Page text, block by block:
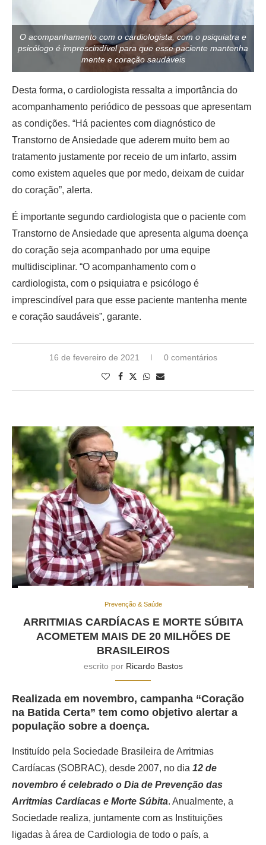
O acompanhamento com o cardiologista, com o psiquiatra e
psicólogo é imprescindível para que esse paciente mantenha
mente e coração saudáveis
Desta forma, o cardiologista ressalta a importância do
acompanhamento periódico de pessoas que apresentam
as condições. “Há pacientes com diagnóstico de
Transtorno de Ansiedade que aderem muito bem ao
tratamento justamente por receio de um infarto, assim
como existem aqueles que por medo, deixam de cuidar
do coração”, alerta.
É importante segundo cardiologista que o paciente com
Transtorno de Ansiedade que apresenta alguma doença
do coração seja acompanhado por uma equipe
multidisciplinar. “O acompanhamento com o
cardiologista, com o psiquiatra e psicólogo é
imprescindível para que esse paciente mantenha mente
e coração saudáveis”, garante.
16 de fevereiro de 2021 0 comentários
Prevenção & Saúde
ARRITMIAS CARDÍACAS E MORTE SÚBITA
ACOMETEM MAIS DE 20 MILHÕES DE
BRASILEIROS
escrito por Ricardo Bastos
Realizada em novembro, campanha “Coração
na Batida Certa” tem como objetivo alertar a
população sobre a doença.
Instituído pela Sociedade Brasileira de Arritmias
Cardíacas (SOBRAC), desde 2007, no dia 12 de
novembro é celebrado o Dia de Prevenção das
Arritmias Cardíacas e Morte Súbita. Anualmente, a
Sociedade realiza, juntamente com as Instituições
ligadas à área de Cardiologia de todo o país, a